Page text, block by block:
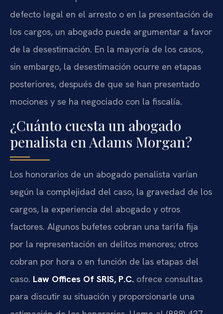
defecto legal en el arresto o en la presentación de
los cargos, un abogado puede argumentar a favor
de la desestimación. En la mayoría de los casos,
sin embargo, la desestimación ocurre en etapas
posteriores, después de que se han presentado
mociones y se ha negociado con la fiscalía.
¿Cuánto cuesta un abogado
penalista en Adams Morgan?
Los honorarios de un abogado penalista varían
según la complejidad del caso, la gravedad de los
cargos, la experiencia del abogado y otros
factores. Algunos bufetes cobran una tarifa fija
por la representación en delitos menores; otros
cobran por hora o en función de las etapas del
caso. Law Offices Of SRIS, P.C. ofrece consultas
para discutir su situación y proporcionarle una